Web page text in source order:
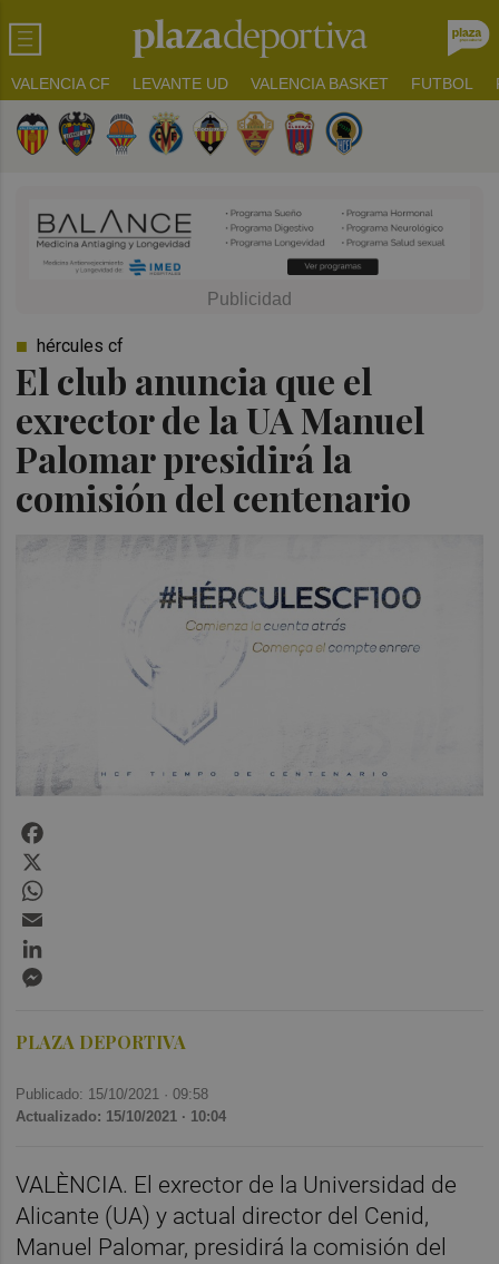
VALENCIA CF LEVANTE UD VALENCIA BASKET FUTBOL
El club anuncia que el
exrector de la UA Manuel
Palomar presidirá la
comisión del centenario
hércules cf
PLAZA DEPORTIVA
Publicado: 15/10/2021 ·09:58
Actualizado: 15/10/2021 · 10:04
VALÈNCIA. El exrector de la Universidad de
Alicante (UA) y actual director del Cenid,
Manuel Palomar, presidirá la comisión del